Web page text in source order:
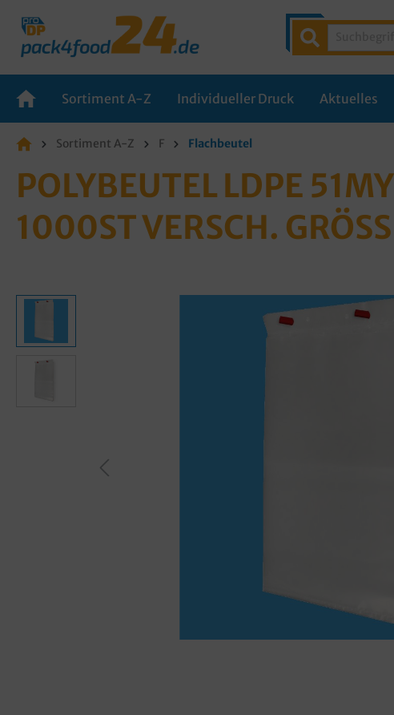
Sortiment A-Z Individueller Druck Aktuelles
Sortiment A-Z F Flachbeutel
POLYBEUTEL LDPE
1000ST VERSCH.